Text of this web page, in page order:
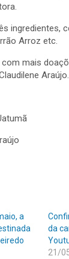
ingredientes,
Arroz etc.
mais
Araújo.
a
da
21/